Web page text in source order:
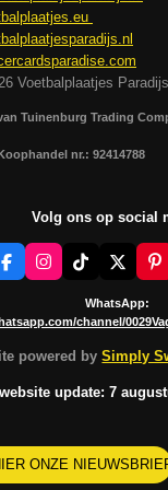
Voetbalplaatjes Paradijs
Tuinenburg Trading
nr.: 92414788
Volg ons op social
F
a
e
b
o
o
I
n
t
a
g
r
m
T
k
T
o
k
X
P
i
t
e
r
e
t
WhatsApp:
channel/
powered bySimply
update: 7
ONZE